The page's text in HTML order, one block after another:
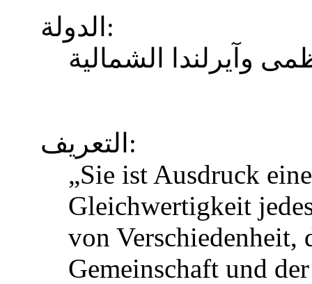
الدولة:
وآيرلندا الشمالية
التعريف:
„Sie ist Ausdruck
Gleichwertigkeit
von Verschiedenheit,
Gemeinschaft und